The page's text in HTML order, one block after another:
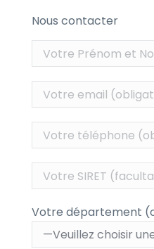
Nous contacter
Votre département